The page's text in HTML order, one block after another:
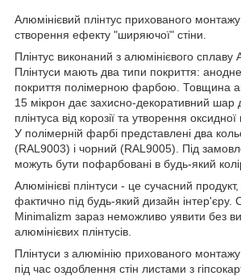
Алюмінієвий плінтус прихованого
створення ефекту "ширяючої" стіни.
Плінтус виконаний з алюмінієвого сплаву
Плінтуси мають два типи покриття: анодне
покриття полімерною фарбою. Товщина
15 мікрон дає захисно-декоративний шар
плінтуса від корозії та утворення оксидної
У полімерній фарбі представлені два
(RAL9003) і чорний (RAL9005). Під
можуть бути пофарбовані в будь-який
Алюмінієві плінтуси - це сучасний
фактично під будь-який дизайн інтер'єру.
Minimalizm зараз неможливо уявити без
алюмінієвих плінтусів.
Плінтуси з алюмінію прихованого
під час оздоблення стін листами з